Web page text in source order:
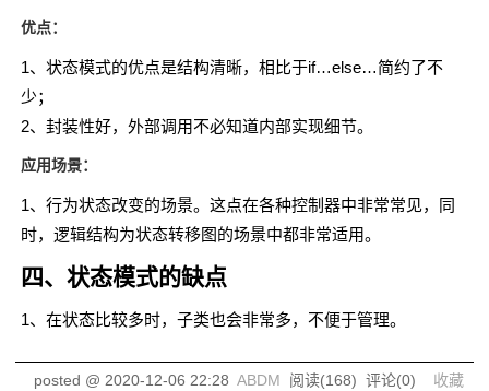
优点：
1、状态模式的优点是结构清晰，相比于if…else…简约了不
少；
2、封装性好，外部调用不必知道内部实现细节。
应用场景：
1、行为状态改变的场景。这点在各种控制器中非常常见，同
时，逻辑结构为状态转移图的场景中都非常适用。
四、状态模式的缺点
1、在状态比较多时，子类也会非常多，不便于管理。
posted @ 2020-12-06 22:28 ABDM 阅读(168) 评论(0) 收藏